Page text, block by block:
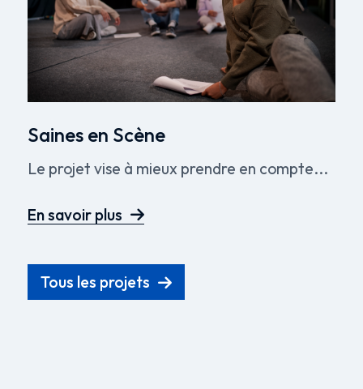
Saines en Scène
Le projet vise à mieux prendre en compte...
En savoir plus
Tous les projets